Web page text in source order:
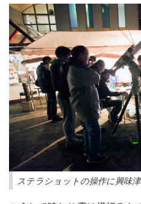
ステラショットの操作に興味